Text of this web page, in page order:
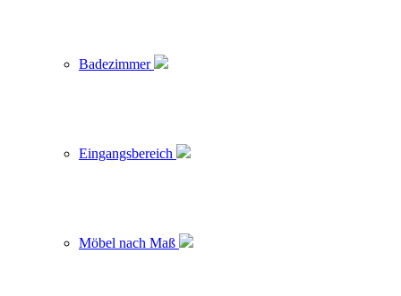
Badezimmer
Eingangsbereich
Möbel nach Maß